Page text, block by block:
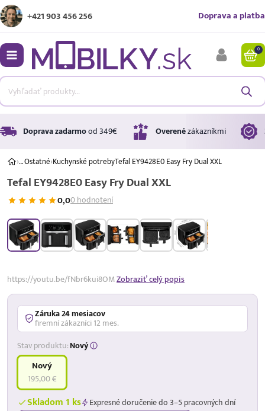
+421 903 456 256 Doprava a platba
0
Doprava zadarmood 349€ Overenézákazníkmi
›…Ostatné›Kuchynské potrebyTefal EY9428E0 Easy Fry Dual XXL
Tefal EY9428E0 Easy Fry Dual XXL
0,00 hodnotení
Úrok
17,99 %
p.a.
https://youtu.be/fNbr6kui8OMZobraziť celý popis
Záruka 24 mesiacov
firemní zákazníci 12 mes.
Stav produktu:Nový
Nový
195,00 €
Skladom 1 ks
Expresné doručenie do 3–5 pracovných dní